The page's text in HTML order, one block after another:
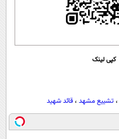
کپی لینک
، تشییع مشهد ، قائد شهید